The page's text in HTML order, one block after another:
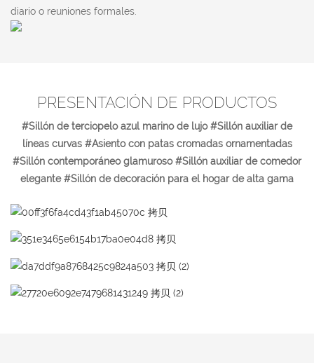
diario o reuniones formales.
PRESENTACIÓN DE PRODUCTOS
#Sillón de terciopelo azul marino de lujo #Sillón auxiliar de
líneas curvas #Asiento con patas cromadas ornamentadas
#Sillón contemporáneo glamuroso #Sillón auxiliar de comedor
elegante #Sillón de decoración para el hogar de alta gama